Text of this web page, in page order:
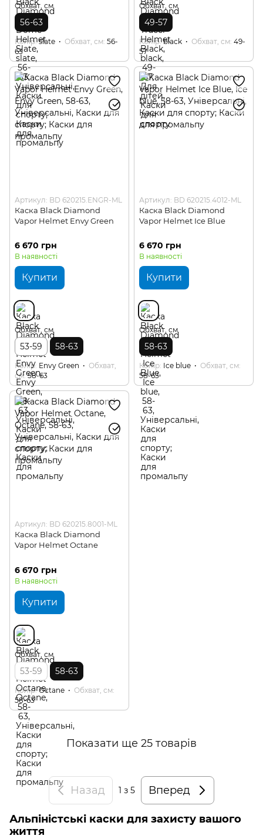
Обхват, см
56-63
Колір slate Обхват, см 56-
63
Обхват, см
49-57
Колір black Обхват, см 49-
57
Артикул: BD 620215.ENGR-ML
Каска Black Diamond
Vapor Helmet Envy Green
6 670 грн
В наявності
Купити
Обхват, см
53-59 58-63
Колір Envy Green
Обхват,
см 58-63
Артикул: BD 620215.4012-ML
Каска Black Diamond
Vapor Helmet Ice Blue
6 670 грн
В наявності
Купити
Обхват, см
58-63
Колір Ice blue
Обхват, см
58-63
Артикул: BD 620215.8001-ML
Каска Black Diamond
Vapor Helmet Octane
6 670 грн
В наявності
Купити
Обхват, см
53-59 58-63
Колір Octane
Обхват, см
58-63
Показати ще 25 товарів
Назад 1 з 5 Вперед
Альпіністські каски для захисту вашого
життя